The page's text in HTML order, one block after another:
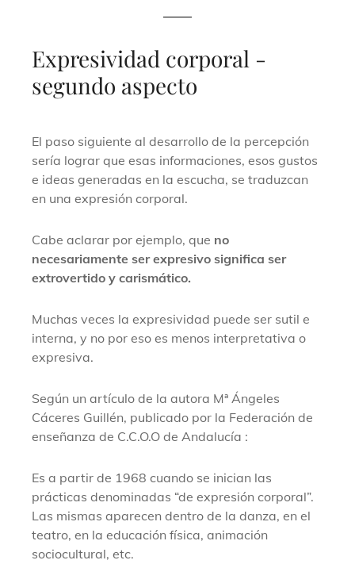
Expresividad corporal -
segundo aspecto
El paso siguiente al desarrollo de la percepción
sería lograr que esas informaciones, esos gustos
e ideas generadas en la escucha, se traduzcan
en una expresión corporal.
Cabe aclarar por ejemplo, que no
necesariamente ser expresivo significa ser
extrovertido y carismático.
Muchas veces la expresividad puede ser sutil e
interna, y no por eso es menos interpretativa o
expresiva.
Según un artículo de la autora Mª Ángeles
Cáceres Guillén, publicado por la Federación de
enseñanza de C.C.O.O de Andalucía :
Es a partir de 1968 cuando se inician las
prácticas denominadas “de expresión corporal”.
Las mismas aparecen dentro de la danza, en el
teatro, en la educación física, animación
sociocultural, etc.